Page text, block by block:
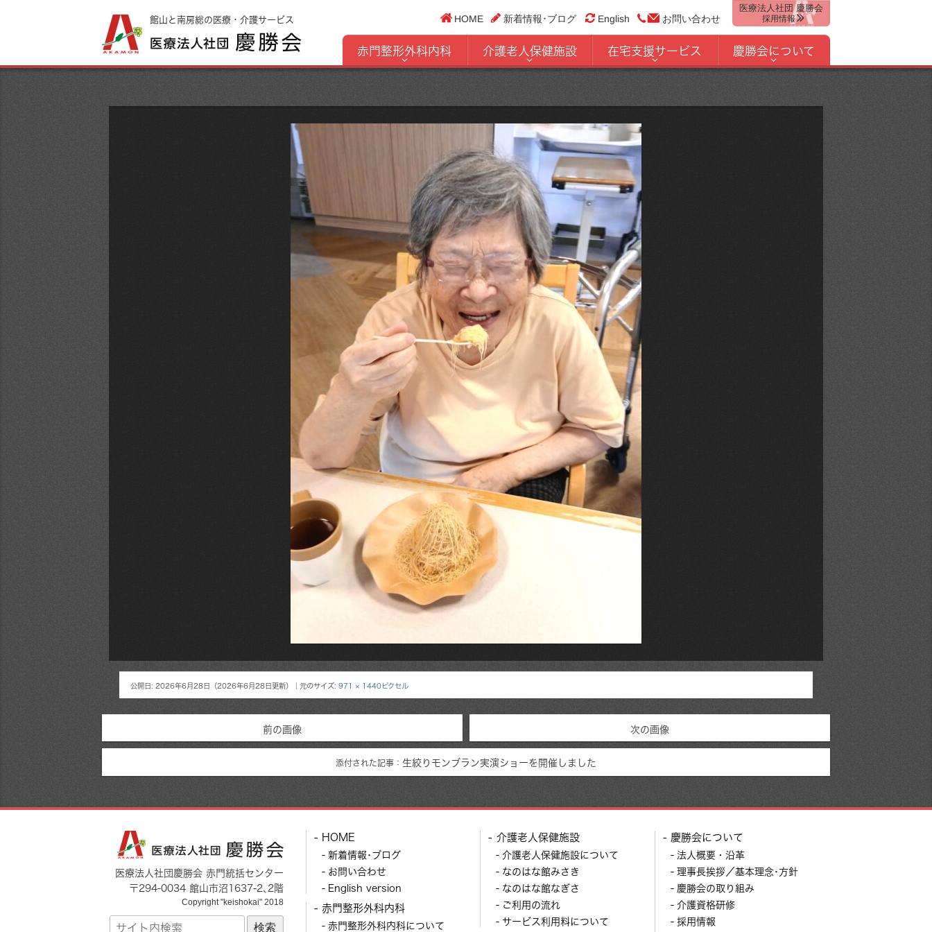
館山と南房総の医療・介護サービス HOME 新着情報･ブログ English お問い合わせ
医療法人社団 慶勝会
採用情報
赤門整形外科内科 介護老人保健施設 在宅支援サービス 慶勝会について
公開日: 2026年6月28日 （2026年6月28日 更新） ｜元のサイズ: 971 × 1440ピクセル
前の画像 次の画像
添付された記事： 生絞りモンブラン実演ショーを開催しました
HOME
新着情報･ブログ
お問い合わせ
English version
赤門整形外科内科
赤門整形外科内科について
介護老人保健施設
介護老人保健施設について
なのはな館みさき
なのはな館なぎさ
ご利用の流れ
サービス利用料について
慶勝会について
法人概要・沿革
理事長挨拶／基本理念･方針
慶勝会の取り組み
介護資格研修
採用情報
医療法人社団慶勝会 赤門統括センター
〒294-0034 館山市沼1637-2､2階
Copyright "keishokai" 2018
サ